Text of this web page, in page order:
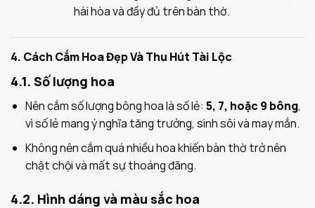
hài hòa và đầy đủ trên bàn thờ.
4. Cách Cắm Hoa Đẹp Và Thu Hút Tài Lộc
4.1. Số lượng hoa
Nên cắm số lượng bông hoa là số lẻ: 5, 7, hoặc 9 bông,
vì số lẻ mang ý nghĩa tăng trưởng, sinh sôi và may mắn.
Không nên cắm quá nhiều hoa khiến bàn thờ trở nên
chật chội và mất sự thoáng đãng.
4.2. Hình dáng và màu sắc hoa